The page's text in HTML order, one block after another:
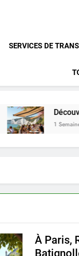
SERVICES DE
Découverte des
1 Semaine Ago
À Paris,